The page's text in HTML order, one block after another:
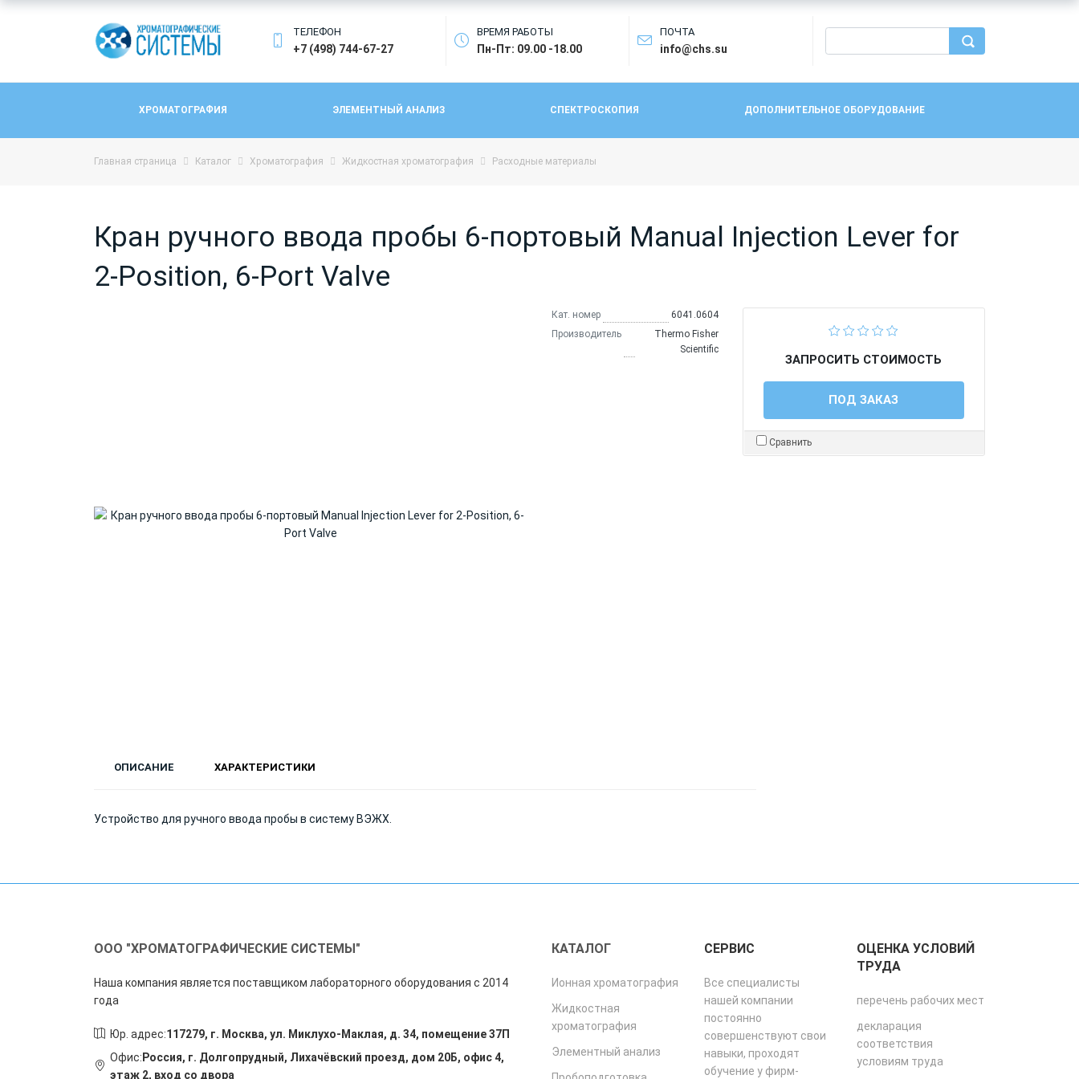
ТЕЛЕФОН
+7 (498) 744-67-27
ВРЕМЯ РАБОТЫ
Пн-Пт: 09.00 -18.00
ПОЧТА
info@chs.su
ХРОМАТОГРАФИЯ ЭЛЕМЕНТНЫЙ АНАЛИЗ СПЕКТРОСКОПИЯ ДОПОЛНИТЕЛЬНОЕ ОБОРУДОВАНИЕ
Главная страница Каталог Хроматография Жидкостная хроматография Расходные материалы
Кран ручного ввода пробы 6-портовый Manual Injection Lever for
2-Position, 6-Port Valve
Кат. номер
6041.0604
Производитель
Thermo Fisher
Scientific
ЗАПРОСИТЬ СТОИМОСТЬ
ПОД ЗАКАЗ
Сравнить
ОПИСАНИЕ ХАРАКТЕРИСТИКИ
Устройство для ручного ввода пробы в систему ВЭЖХ.
ООО "ХРОМАТОГРАФИЧЕСКИЕ СИСТЕМЫ"
Наша компания является поставщиком лабораторного оборудования с 2014
года
Юр. адрес:117279, г. Москва, ул. Миклухо-Маклая, д. 34, помещение 37П
Офис: Россия, г. Долгопрудный, Лихачёвский проезд, дом 20Б, офис 4,
этаж 2, вход со двора
КАТАЛОГ
Ионная хроматография
Жидкостная
хроматография
Элементный анализ
СЕРВИС
Все специалисты
нашей компании
постоянно
совершенствуют свои
навыки, проходят
обучение у фирм-
ОЦЕНКА УСЛОВИЙ
ТРУДА
перечень рабочих мест
декларация
соответствия
условиям труда